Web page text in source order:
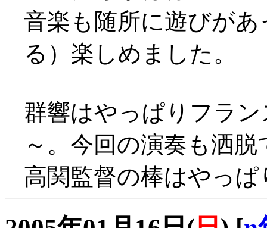
音楽も随所に遊びが
る）楽しめました。
群響はやっぱりフラ
～。今回の演奏も洒
高関監督の棒はやっぱ